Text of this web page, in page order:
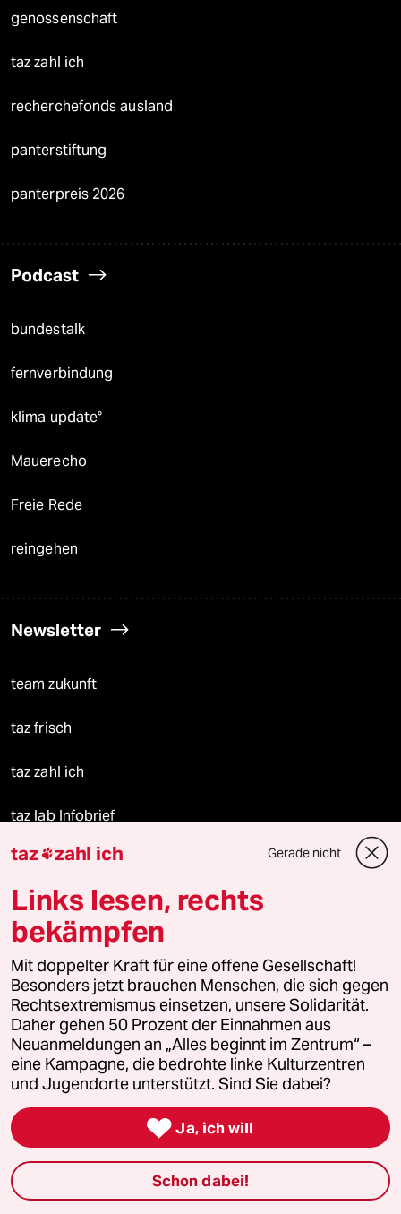
genossenschaft
taz zahl ich
recherchefonds ausland
panterstiftung
panterpreis 2026
Podcast
bundestalk
fernverbindung
klima update°
Mauerecho
Freie Rede
reingehen
Newsletter
team zukunft
taz frisch
taz zahl ich
taz lab Infobrief
Veranstaltungen
Vor Ort
Live im Stream
Vergangene
taz lab 2027
Mehr taz Lesestoff
taz zahl ich Gerade nicht
Links lesen, rechts
bekämpfen
Mit doppelter Kraft für eine offene Gesellschaft!
Besonders jetzt brauchen Menschen, die sich gegen
Rechtsextremismus einsetzen, unsere Solidarität.
Daher gehen 50 Prozent der Einnahmen aus
Neuanmeldungen an „Alles beginnt im Zentrum“ –
eine Kampagne, die bedrohte linke Kulturzentren
und Jugendorte unterstützt. Sind Sie dabei?
 Ja, ich will
Schon dabei!